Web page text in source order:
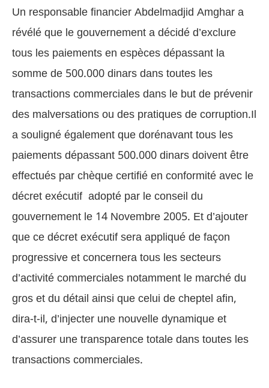
Un responsable financier Abdelmadjid Amghar a
révélé que le gouvernement a décidé d’exclure
tous les paiements en espèces dépassant la
somme de 500.000 dinars dans toutes les
transactions commerciales dans le but de prévenir
des malversations ou des pratiques de corruption.Il
a souligné également que dorénavant tous les
paiements dépassant 500.000 dinars doivent être
effectués par chèque certifié en conformité avec le
décret exécutif adopté par le conseil du
gouvernement le 14 Novembre 2005. Et d’ajouter
que ce décret exécutif sera appliqué de façon
progressive et concernera tous les secteurs
d’activité commerciales notamment le marché du
gros et du détail ainsi que celui de cheptel afin,
dira-t-il, d’injecter une nouvelle dynamique et
d’assurer une transparence totale dans toutes les
transactions commerciales.